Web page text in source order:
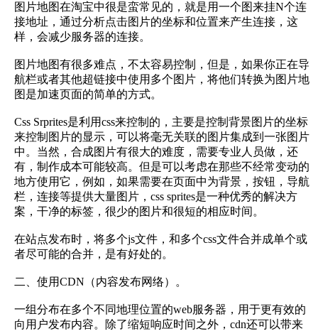
图片地图在淘宝中很是蛮常见的，就是用一个图来挂N个连
接地址，通过分析点击图片的坐标和位置来产生连接，这
样，会减少服务器的连接。
图片地图有很多难点，不太容易控制，但是，如果你正在导
航栏或者其他超链接中使用多个图片，将他们转换为图片地
图是加速页面的简单的方式。
Css Srprites是利用css来控制的，主要是控制背景图片的坐标
来控制图片的显示，可以将毫无关联的图片集成到一张图片
中。当然，合成图片有很大的难度，需要专业人员做，还
有，制作成本可能较高。但是可以考虑在那些不经常变动的
地方使用它，例如，如果需要在页面中为背景，按钮，导航
栏，连接等提供大量图片，css sprites是一种优秀的解决方
案，干净的标签，很少的图片和很短的相应时间。
在站点发布时，将多个js文件，和多个css文件合并成单个或
者尽可能的合并，是有好处的。
二、使用CDN（内容发布网络）。
一组分布在多个不同地理位置的web服务器，用于更有效的
向用户发布内容。除了缩短响应时间之外，cdn还可以带来